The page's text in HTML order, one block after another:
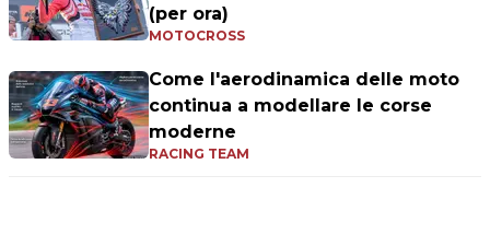
(per ora)
MOTOCROSS
Come l'aerodinamica delle moto
continua a modellare le corse
moderne
RACING TEAM